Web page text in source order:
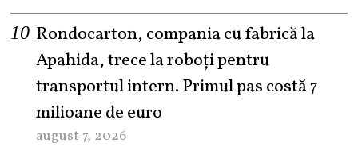
Rondocarton, compania cu fabrică la
Apahida, trece la roboți pentru
transportul intern. Primul pas costă 7
milioane de euro
august 7, 2026